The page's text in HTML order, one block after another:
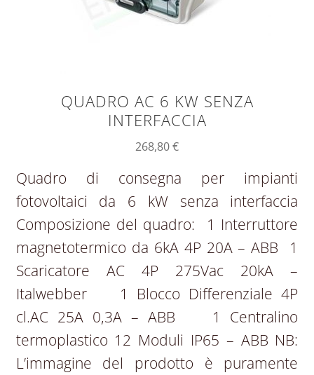
QUADRO AC 6 KW SENZA
INTERFACCIA
268,80€
Quadro di consegna per impianti
fotovoltaici da 6 kW senza interfaccia
Composizione del quadro: 1 Interruttore
magnetotermico da 6kA 4P 20A – ABB 1
Scaricatore AC 4P 275Vac 20kA –
Italwebber 1 Blocco Differenziale 4P
cl.AC 25A 0,3A – ABB  1 Centralino
termoplastico 12 Moduli IP65 – ABB NB:
L’immagine del prodotto è puramente